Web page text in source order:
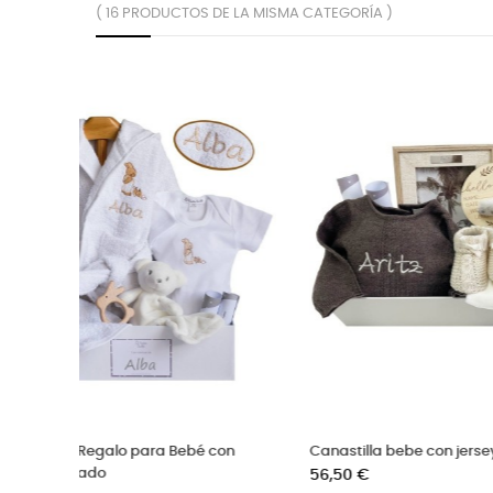
( 16 PRODUCTOS DE LA MISMA CATEGORÍA )
Cesta bebe super completa en azul
celeste
Cesta